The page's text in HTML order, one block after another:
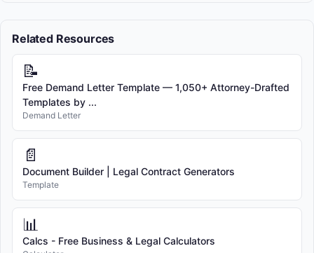
Related Resources
📝
Free Demand Letter Template — 1,050+ Attorney-Drafted
Templates by ...
Demand Letter
📄
Document Builder | Legal Contract Generators
Template
📊
Calcs - Free Business & Legal Calculators